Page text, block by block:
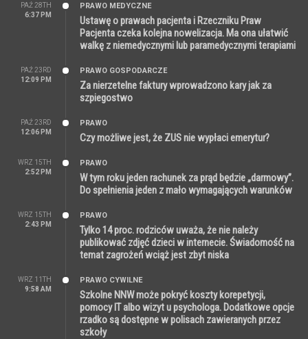
PAŹ 28TH
6:37 PM
PRAWO MEDYCZNE
Ustawę o prawach pacjenta i Rzeczniku Praw
Pacjenta czeka kolejna nowelizacja. Ma ona ułatwić
walkę z niemedycznymi lub paramedycznymi terapiami
PAŹ 23RD
12:09 PM
PRAWO GOSPODARCZE
Za nierzetelne faktury wprowadzono kary jak za
szpiegostwo
PAŹ 23RD
12:06 PM
PRAWO
Czy możliwe jest, że ZUS nie wypłaci emerytur?
WRZ 15TH
2:52 PM
PRAWO
W tym roku jeden rachunek za prąd będzie „darmowy”.
Do spełnienia jeden z mało wymagających warunków
WRZ 15TH
2:43 PM
PRAWO
Tylko 14 proc. rodziców uważa, że nie należy
publikować zdjęć dzieci w internecie. Świadomość na
temat zagrożeń wciąż jest zbyt niska
WRZ 11TH
9:58 AM
PRAWO CYWILNE
Szkolne NNW może pokryć koszty korepetycji,
pomocy IT albo wizyt u psychologa. Dodatkowe opcje
rzadko są dostępne w polisach zawieranych przez
szkoły